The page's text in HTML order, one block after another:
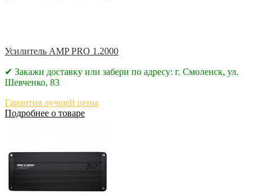
Усилитель AMP PRO 1.2000
✔ Закажи доставку или забери по адресу: г. Смоленск, ул.
Шевченко, 83
Гарантия лучшей цены
Подробнее о товаре